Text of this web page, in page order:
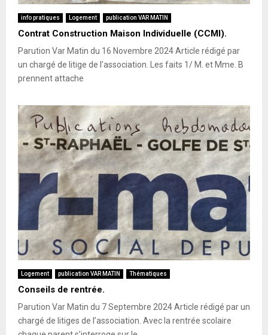
info pratiques Logement publication VAR MATIN
Contrat Construction Maison Individuelle (CCMI).
Parution Var Matin du 16 Novembre 2024 Article rédigé par
un chargé de litige de l’association. Les faits 1/ M. et Mme. B
prennent attache
Logement publication VAR MATIN Thématiques
Conseils de rentrée.
Parution Var Matin du 7 Septembre 2024 Article rédigé par un
chargé de litiges de l’association. Avec la rentrée scolaire